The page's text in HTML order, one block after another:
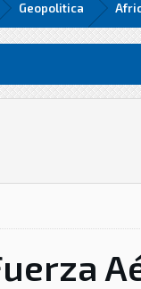
Geopolitica